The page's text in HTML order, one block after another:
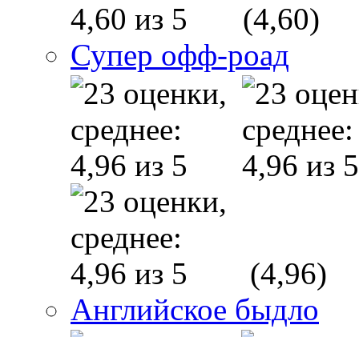
(4,60)
Супер офф-роад
(4,96)
Английское быдло